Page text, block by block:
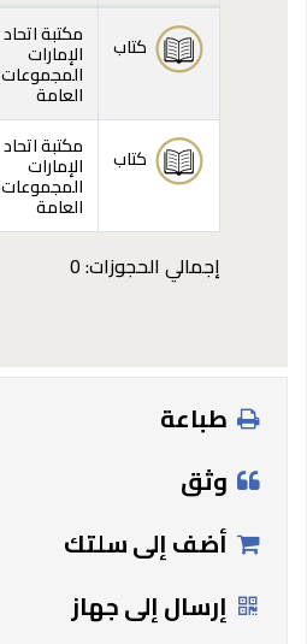
المقتنيات
كتاب مكتبة اتحاد
الإمارات
المجموعات
العامة
كتاب
مكتبة اتحاد
الإمارات
المجموعات
العامة
إجمالي الحجوزات: 0
طباعة
وثق
أضف إلى سلتك
إرسال إلى جهاز